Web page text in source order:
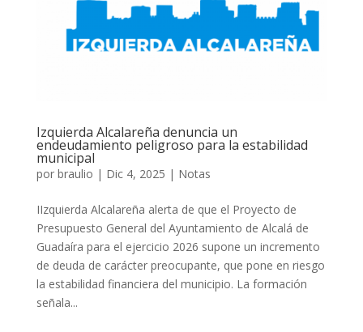
Izquierda Alcalareña denuncia un
endeudamiento peligroso para la estabilidad
municipal
por braulio | Dic 4, 2025 | Notas
IIzquierda Alcalareña alerta de que el Proyecto de
Presupuesto General del Ayuntamiento de Alcalá de
Guadaíra para el ejercicio 2026 supone un incremento
de deuda de carácter preocupante, que pone en riesgo
la estabilidad financiera del municipio. La formación
señala...